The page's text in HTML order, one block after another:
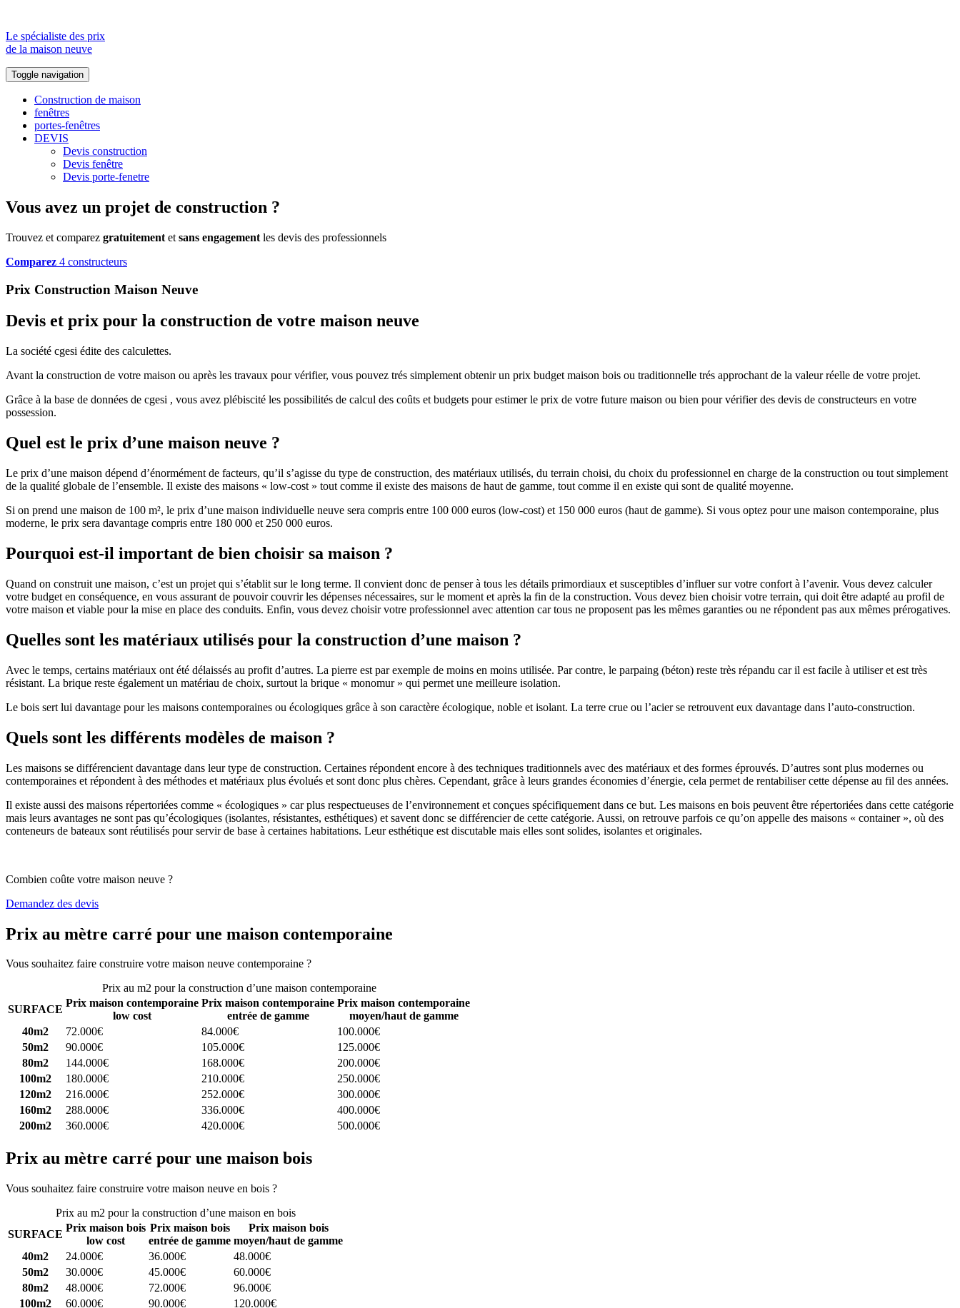
Le spécialiste des prix
de la maison neuve
Toggle navigation
Construction de maison
fenêtres
portes-fenêtres
DEVIS
Devis construction
Devis fenêtre
Devis porte-fenetre
Vous avez un projet de construction ?
Trouvez et comparez gratuitement et sans engagement les devis des professionnels
Comparez 4 constructeurs
Prix Construction Maison Neuve
Devis et prix pour la construction de votre maison neuve
La société cgesi édite des calculettes.
Avant la construction de votre maison ou après les travaux pour vérifier, vous pouvez trés simplement obtenir un prix budget maison bois ou traditionnelle trés approchant de la valeur réelle de votre projet.
Grâce à la base de données de cgesi , vous avez plébiscité les possibilités de calcul des coûts et budgets pour estimer le prix de votre future maison ou bien pour vérifier des devis de constructeurs en votre
possession.
Quel est le prix d’une maison neuve ?
Le prix d’une maison dépend d’énormément de facteurs, qu’il s’agisse du type de construction, des matériaux utilisés, du terrain choisi, du choix du professionnel en charge de la construction ou tout simplement
de la qualité globale de l’ensemble. Il existe des maisons « low-cost » tout comme il existe des maisons de haut de gamme, tout comme il en existe qui sont de qualité moyenne.
Si on prend une maison de 100 m², le prix d’une maison individuelle neuve sera compris entre 100 000 euros (low-cost) et 150 000 euros (haut de gamme). Si vous optez pour une maison contemporaine, plus
moderne, le prix sera davantage compris entre 180 000 et 250 000 euros.
Pourquoi est-il important de bien choisir sa maison ?
Quand on construit une maison, c’est un projet qui s’établit sur le long terme. Il convient donc de penser à tous les détails primordiaux et susceptibles d’influer sur votre confort à l’avenir. Vous devez calculer
votre budget en conséquence, en vous assurant de pouvoir couvrir les dépenses nécessaires, sur le moment et après la fin de la construction. Vous devez bien choisir votre terrain, qui doit être adapté au profil de
votre maison et viable pour la mise en place des conduits. Enfin, vous devez choisir votre professionnel avec attention car tous ne proposent pas les mêmes garanties ou ne répondent pas aux mêmes prérogatives.
Quelles sont les matériaux utilisés pour la construction d’une maison ?
Avec le temps, certains matériaux ont été délaissés au profit d’autres. La pierre est par exemple de moins en moins utilisée. Par contre, le parpaing (béton) reste très répandu car il est facile à utiliser et est très
résistant. La brique reste également un matériau de choix, surtout la brique « monomur » qui permet une meilleure isolation.
Le bois sert lui davantage pour les maisons contemporaines ou écologiques grâce à son caractère écologique, noble et isolant. La terre crue ou l’acier se retrouvent eux davantage dans l’auto-construction.
Quels sont les différents modèles de maison ?
Les maisons se différencient davantage dans leur type de construction. Certaines répondent encore à des techniques traditionnels avec des matériaux et des formes éprouvés. D’autres sont plus modernes ou
contemporaines et répondent à des méthodes et matériaux plus évolués et sont donc plus chères. Cependant, grâce à leurs grandes économies d’énergie, cela permet de rentabiliser cette dépense au fil des années.
Il existe aussi des maisons répertoriées comme « écologiques » car plus respectueuses de l’environnement et conçues spécifiquement dans ce but. Les maisons en bois peuvent être répertoriées dans cette catégorie
mais leurs avantages ne sont pas qu’écologiques (isolantes, résistantes, esthétiques) et savent donc se différencier de cette catégorie. Aussi, on retrouve parfois ce qu’on appelle des maisons « container », où des
conteneurs de bateaux sont réutilisés pour servir de base à certaines habitations. Leur esthétique est discutable mais elles sont solides, isolantes et originales.
Combien coûte votre maison neuve ?
Demandez des devis
Prix au mètre carré pour une maison contemporaine
Vous souhaitez faire construire votre maison neuve contemporaine ?
Prix au m2 pour la construction d’une maison contemporaine
SURFACE
Prix maison contemporaine
low cost
Prix maison contemporaine
entrée de gamme
Prix maison contemporaine
moyen/haut de gamme
40m2
72.000€ 84.000€
100.000€
50m2
90.000€ 105.000€
125.000€
80m2
144.000€ 168.000€
200.000€
100m2
180.000€ 210.000€
250.000€
120m2
216.000€ 252.000€
300.000€
160m2
288.000€ 336.000€
400.000€
200m2
360.000€ 420.000€ 500.000€
Prix au mètre carré pour une maison bois
Vous souhaitez faire construire votre maison neuve en bois ?
Prix au m2 pour la construction d’une maison en bois
SURFACE
Prix maison bois
low cost
Prix maison bois
entrée de gamme
Prix maison bois
moyen/haut de gamme
40m2
24.000€ 36.000€
48.000€
50m2
30.000€ 45.000€
60.000€
80m2
48.000€ 72.000€
96.000€
100m2
60.000€ 90.000€
120.000€